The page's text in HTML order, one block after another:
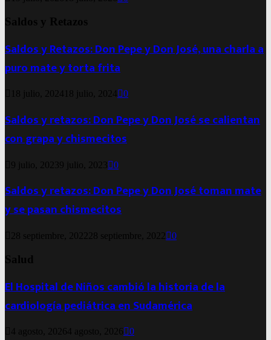
Saldos y Retazos
Saldos y Retazos: Don Pepe y Don José, una charla a
puro mate y torta frita
18 julio, 2024 18 julio, 2024 0
Saldos y retazos: Don Pepe y Don José se calientan
con grapa y chismecitos
9 julio, 20239 julio, 2023 0
Saldos y retazos: Don Pepe y Don José toman mate
y se pasan chismecitos
28 septiembre, 2022 28 septiembre, 2022 0
Salud
El Hospital de Niños cambió la historia de la
cardiología pediátrica en Sudamérica
4 agosto, 20264 agosto, 2026 0